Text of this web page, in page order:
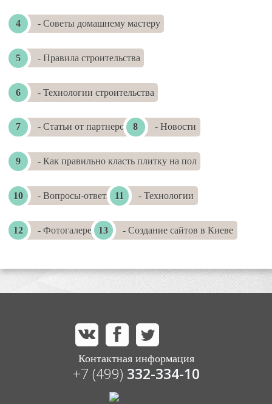
- Советы домашнему мастеру
- Правила строительства
- Технологии строительства
- Статьи от партнеров - Новости
- Как правильно класть плитку на пол
- Вопросы-ответы - Технологии
- Фотогалереи - Создание сайтов в Киеве
Контактная информация
+7 (499) 332-334-10